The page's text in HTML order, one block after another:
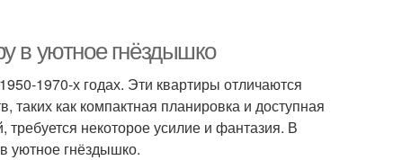
в уютное гнёздышко
1970-х годах. Эти квартиры отличаются
как компактная планировка и доступная
некоторое усилие и фантазия. В
уютное гнёздышко.